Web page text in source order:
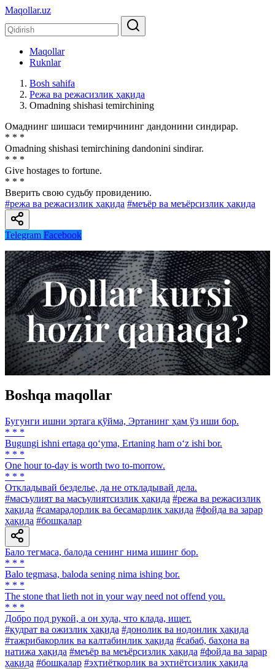
Maqollar.uz
Maqollar
Ruknlar
Bosh sahifa
Режа ва режасизлик ҳақида
Omadning shishasi temirchining
Омаднинг шишаси темирчининг дандонини синдирар.
* * *
Omadning shishasi temirchining dandonini sindirar.
* * *
Give hostages to fortune.
* * *
Вверить свою судьбу провидению.
#режа ва режасизлик ҳақида #меъёр ва меъёрсизлик ҳақида
Telegram Facebook
Boshqa maqollar
Бугунги ишни эртага қўйма, Эртанинг ҳам ўз иши бор.
* * *
Bugungi ishni ertaga qo‘yma, Ertaning ham o‘z ishi bor.
* * *
One hour to-day is worth two to-morrow.
* * *
Откладывай безделье, да не откладывай дела.
#масъулият ва масъулиятсизлик ҳақида #режа ва режасизлик
ҳақида #самарадорлик ва бесамарлик ҳақида #фойда ва зарар
ҳақида #бошқалар
Бало тегмаса, балода сенинг нима ишинг бор.
* * *
Balo tegmasa, baloda sening nima ishing bor.
* * *
The stone that lieth not in your way need not offend you.
* * *
Добро под рукой, а он худа, что клада, ищет.
#қудрат ва ожизлик ҳақида #донолик ва нодонлик ҳақида
#тажрибакорлик ва калтабинлик ҳақида #сабаб, баҳона ва
натижа ҳақида #меъёр ва меъёрсизлик ҳақида #фойда ва зарар
ҳақида #бошқалар #эҳтиёткорлик ва эҳтиётсизлик ҳақида